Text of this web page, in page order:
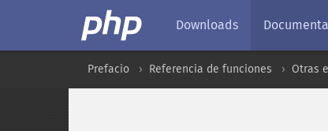
Downloads
Prefacio Referencia de funciones Otras